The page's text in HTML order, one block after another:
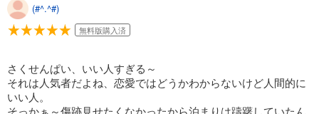
(#^.^#)
無料版購入済
さくせんぱい、いい人すぎる～
それは人気者だよね、恋愛ではどうかわからないけど人間的に
いい人。
そっかぁ～傷跡見せたくなかったから泊まりは躊躇していたん